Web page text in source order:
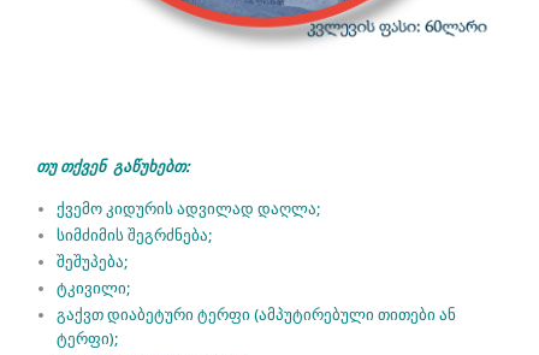
თუ თქვენ გაწუხებთ:
ქვემო კიდურის ადვილად დაღლა;
სიმძიმის შეგრძნება;
შეშუპება;
ტკივილი;
გაქვთ დიაბეტური ტერფი (ამპუტირებული თითები ან
ტერფი);